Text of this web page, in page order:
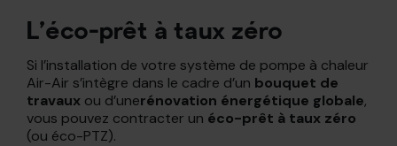
L’éco-prêt à taux zéro
Si l’installation de votre système de pompe à chaleur
Air-Air s’intègre dans le cadre d’un bouquet de
travaux ou d’unerénovation énergétique globale,
vous pouvez contracter un éco-prêt à taux zéro
(ou éco-PTZ).